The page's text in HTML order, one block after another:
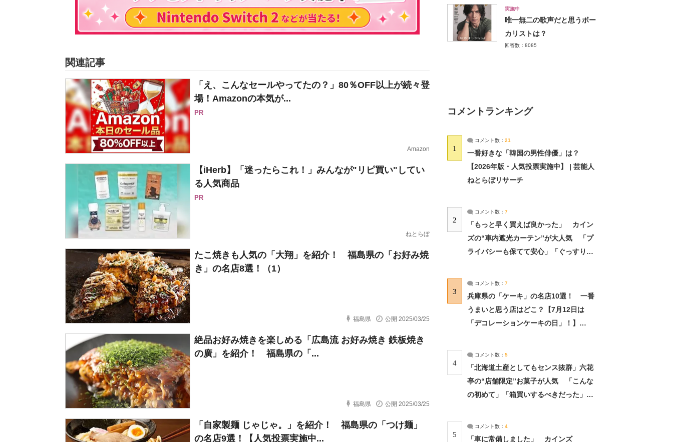
関連記事
「え、こんなセールやってたの？」80％OFF以上が続々登
場！Amazonの本気が...
PR
Amazon
【iHerb】「迷ったらこれ！」みんなが"リピ買い"してい
る人気商品
PR
ねとらぼ
たこ焼きも人気の「大翔」を紹介！ 福島県の「お好み焼
き」の名店8選！（1）
福島県 公開 2025/03/25
絶品お好み焼きを楽しめる「広島流 お好み焼き 鉄板焼き
の廣」を紹介！ 福島県の「...
福島県 公開 2025/03/25
「自家製麺 じゃじゃ。」を紹介！ 福島県の「つけ麺」
の名店9選！【人気投票実施中...
実施中
唯一無二の歌声だと思うボー
カリストは？
回答数：8085
コメントランキング
1
コメント数： 21
一番好きな「韓国の男性俳優」は？
【2026年版・人気投票実施中】 | 芸能人
ねとらぼリサーチ
2
コメント数： 7
「もっと早く買えば良かった」 カイン
ズの“車内遮光カーテン”が大人気 「プ
ライバシーも保てて安心」「ぐっすり眠
3
コメント数： 7
兵庫県の「ケーキ」の名店10選！ 一番
うまいと思う店はどこ？【7月12日は
「デコレーションケーキの日」！】
4
コメント数： 5
「北海道土産としてもセンス抜群」六花
亭の“店舗限定”お菓子が人気 「こんな
の初めて」「箱買いするべきだった」
5
コメント数： 4
「車に常備しました」 カインズ